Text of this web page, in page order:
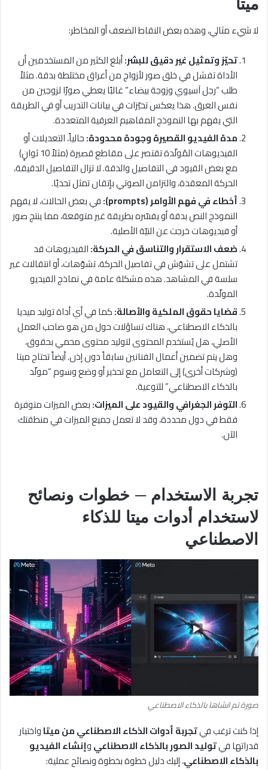
لا شيء مثالي، وهذه بعض النقاط الضعف أو المخاطر:
تحيّز وتمثيل غير دقيق للبشر:أبلغ الكثير من المستخدمين أن
الأداة تفشل في خلق صور لأزواج من أعراق مختلطة بدقة. مثلاً
طلب “رجل آسيوي وزوجة بيضاء” غالبًا يعطي صورًا لزوجين من
نفس العرق. هذا يعكس تحيّزات في بيانات التدريب أو في الطريقة
التي يفهم بها النموذج المفاهيم العرقية المتعددة.
مدة الفيديو القصيرة وجودة محدودة:حالياً، التعديلات أو
الفيديوهات المُولّدة تقتصر على مقاطع قصيرة (مثلاً 10 ثوانٍ)
مع بعض القيود في التفاصيل والدقة. لا تزال التفاصيل الدقيقة،
الحركة المعقدة، والتزامن الصوتي بإتقان تمثل تحديًا.
أخطاء في فهم الأوامر (prompts):
في بعض الحالات، لا يفهم
النموذج النص بدقة أو يفسّره بطريقة غير متوقعة، مما ينتج صور
أو فيديوهات خرجت عن النيّة الأصلية.
ضعف الاستقرار والتناسق في الحركة:الفيديوهات قد
تشتمل على تشوّش في تفاصيل الحركة، تشوّهات، أو انتقالات غير
سلسة في المشاهد. هذه مشكلة عامة في نماذج الفيديو
المولّدة.
قضايا حقوق الملكية والأصالة:كما في أي أداة توليد ميديا
بالذكاء الاصطناعي، هناك تساؤلات حول من هو صاحب العمل
الأصلي، هل يُستخدم المحتوى لتوليد محتوى محمي بحقوق،
وهل يتم تضمين أعمال الفنانين سابقاً دون إذن. أيضاً تحتاج ميتا
(وشركات أخرى) إلى التعامل مع تحذير أو وضع وسوم “مولّد
بالذكاء الاصطناعي” للتوعية.
التوفر الجغرافي والقيود على الميزات:بعض الميزات متوفرة
فقط في دول محددة، وقد لا تعمل جميع الميزات في منطقتك
الآن.
تجربة الاستخدام — خطوات ونصائح
لاستخدام أدوات ميتا للذكاء
الاصطناعي
صورة تم انشاها بالذكاء الاصطناعي
إذا كنت ترغب فيتجربة أدوات الذكاء الاصطناعي من ميتاواختبار
قدراتها فيتوليد الصور بالذكاء الاصطناعيوإنشاء الفيديو
بالذكاء الاصطناعي، إليك دليل خطوة بخطوة ونصائح عملية: